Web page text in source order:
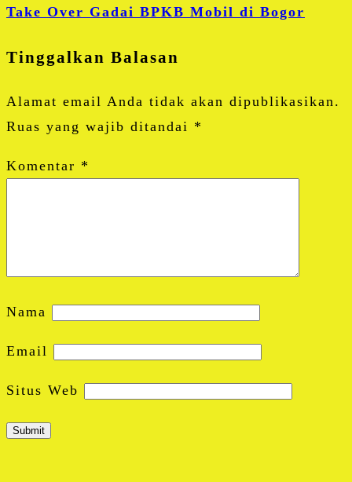
Take Over Gadai BPKB Mobil di Bogor
Tinggalkan Balasan
Alamat email Anda tidak akan dipublikasikan.
Ruas yang wajib ditandai *
Komentar *
Nama
Email
Situs Web